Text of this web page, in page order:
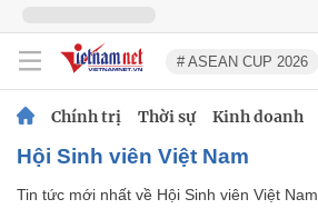
# ASEAN CUP 2026
Chính trị Thời sự Kinh doanh
Hội Sinh viên Việt Nam
Tin tức mới nhất về Hội Sinh viên Việt Nam